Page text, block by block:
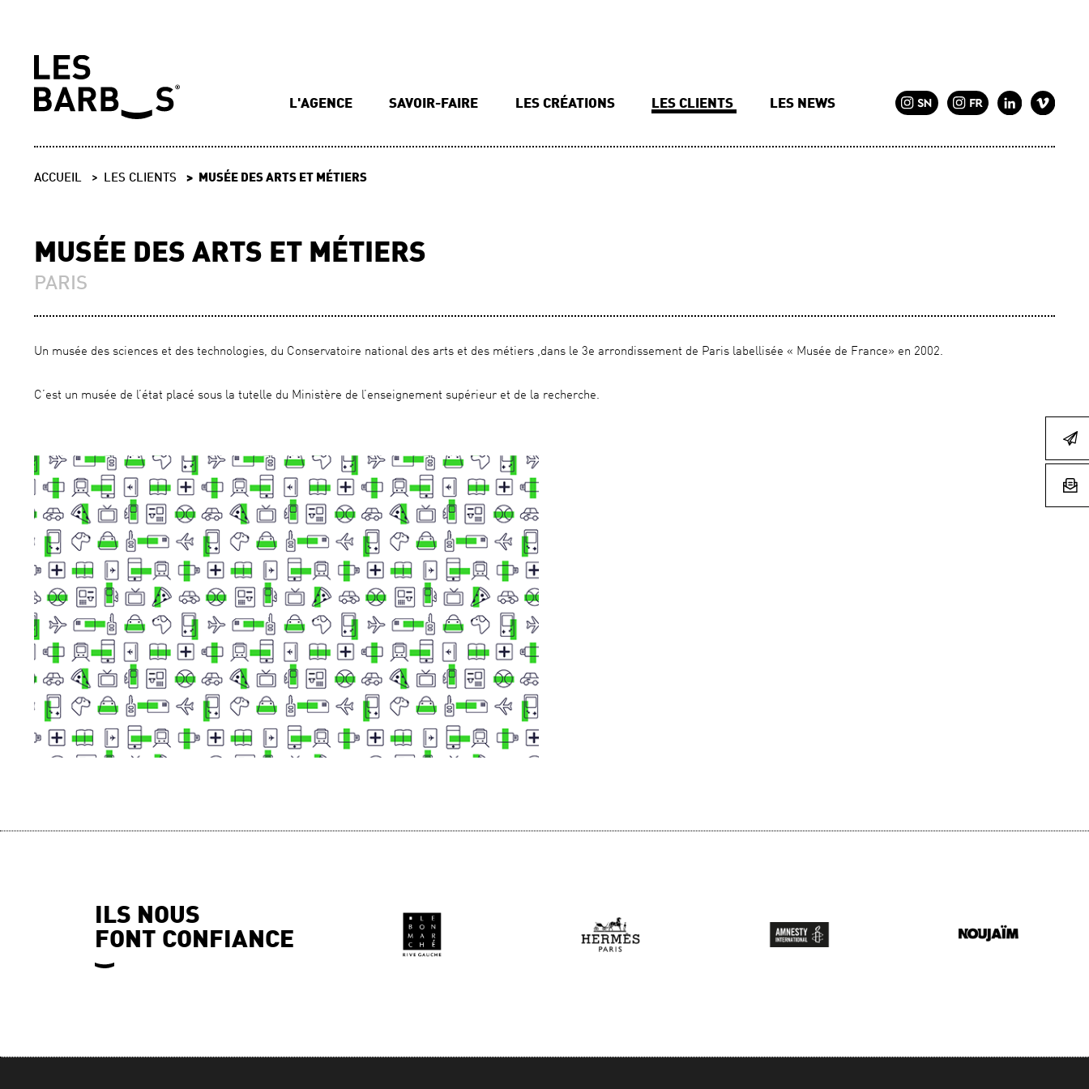
L'AGENCE SAVOIR-FAIRE LES CRÉATIONS LES CLIENTS LES NEWS
ACCUEIL LES CLIENTS MUSÉE DES ARTS ET MÉTIERS
MUSÉE DES ARTS ET MÉTIERS
PARIS
Un musée des sciences et des technologies, du Conservatoire national des arts et des métiers ,dans le 3e arrondissement de Paris labellisée « Musée de France» en 2002.
C’est un musée de l’état placé sous la tutelle du Ministère de l’enseignement supérieur et de la recherche.
ILS NOUS
FONT CONFIANCE